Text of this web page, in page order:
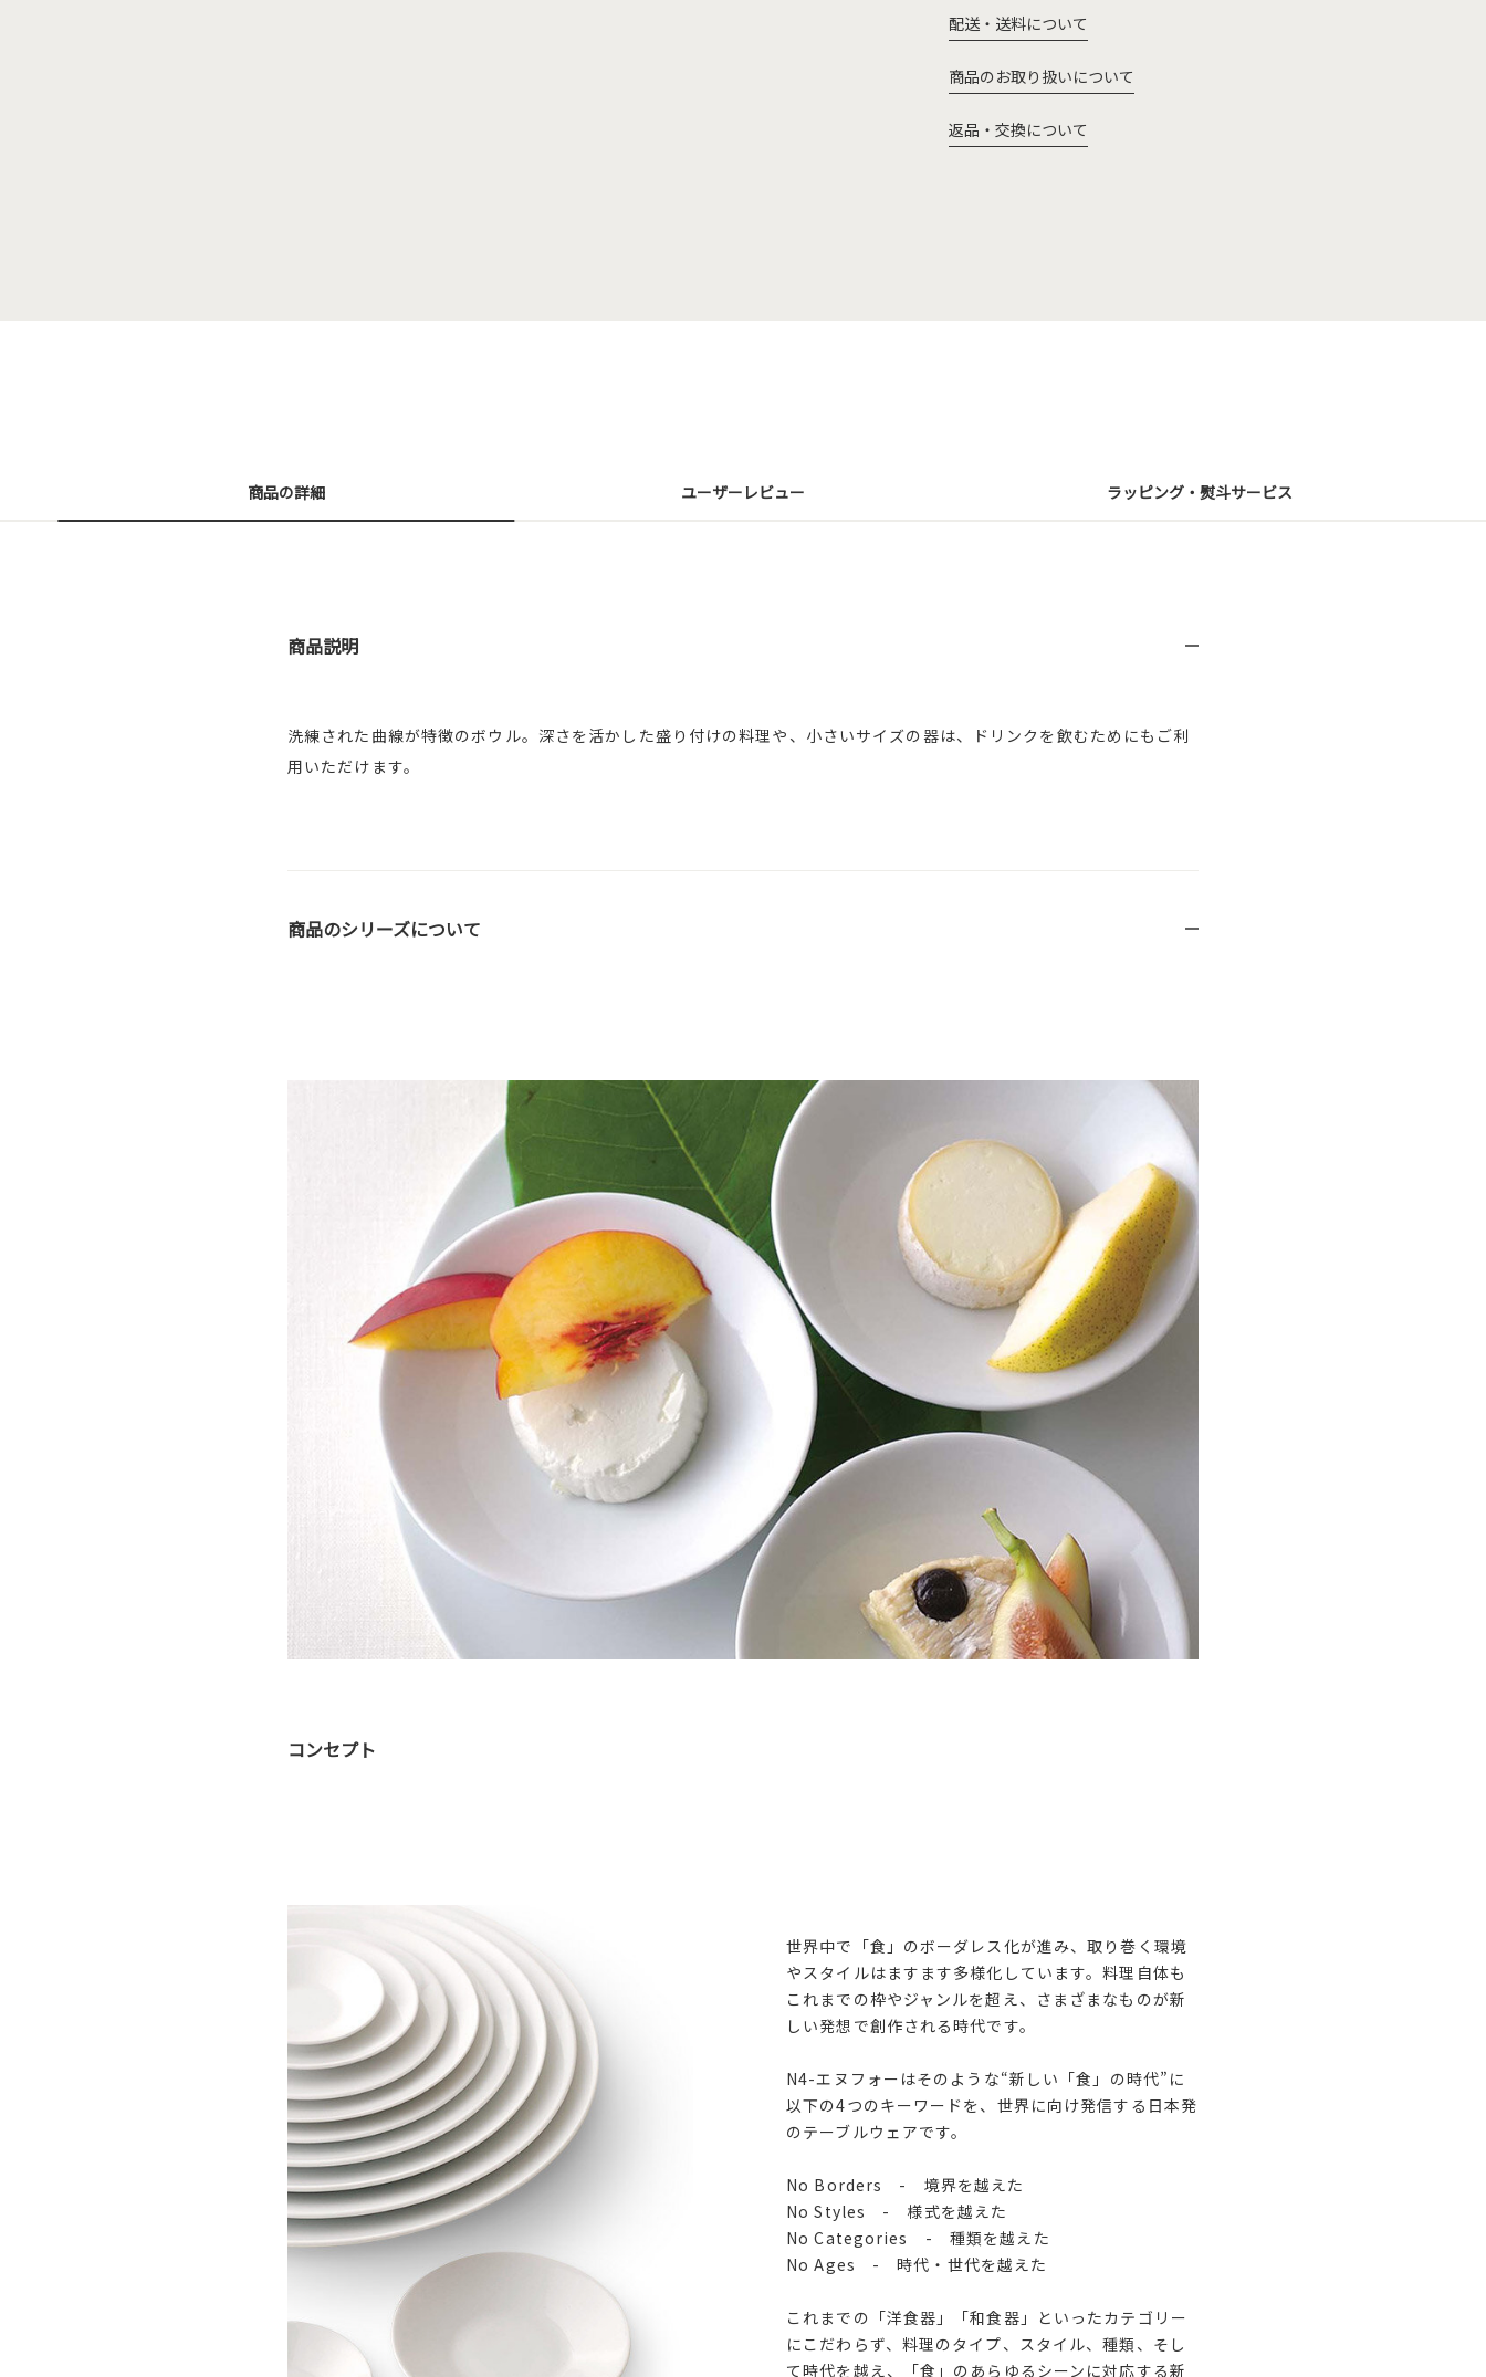
配送・送料について
商品のお取り扱いについて
返品・交換について
商品の詳細 ユーザーレビュー ラッピング・熨斗サービス
商品説明
洗練された曲線が特徴のボウル。深さを活かした盛り付けの料理や、小さいサイズの器は、ドリンクを飲むためにもご利
用いただけます。
商品のシリーズについて
コンセプト
世界中で「食」のボーダレス化が進み、取り巻く環境
やスタイルはますます多様化しています。料理自体も
これまでの枠やジャンルを超え、さまざまなものが新
しい発想で創作される時代です。
N4-エヌフォーはそのような“新しい「食」の時代”に
以下の4つのキーワードを、世界に向け発信する日本発
のテーブルウェアです。
No Borders - 境界を越えた
No Styles - 様式を越えた
No Categories - 種類を越えた
No Ages - 時代・世代を越えた
これまでの「洋食器」「和食器」といったカテゴリー
にこだわらず、料理のタイプ、スタイル、種類、そし
て時代を越え、「食」のあらゆるシーンに対応する新